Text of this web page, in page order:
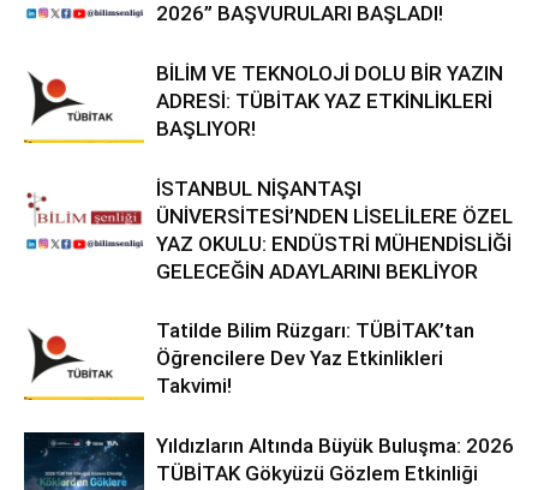
2026” BAŞVURULARI BAŞLADI!
BİLİM VE TEKNOLOJİ DOLU BİR YAZIN
ADRESİ: TÜBİTAK YAZ ETKİNLİKLERİ
BAŞLIYOR!
İSTANBUL NİŞANTAŞI
ÜNİVERSİTESİ’NDEN LİSELİLERE ÖZEL
YAZ OKULU: ENDÜSTRİ MÜHENDİSLİĞİ
GELECEĞİN ADAYLARINI BEKLİYOR
Tatilde Bilim Rüzgarı: TÜBİTAK’tan
Öğrencilere Dev Yaz Etkinlikleri
Takvimi!
Yıldızların Altında Büyük Buluşma: 2026
TÜBİTAK Gökyüzü Gözlem Etkinliği